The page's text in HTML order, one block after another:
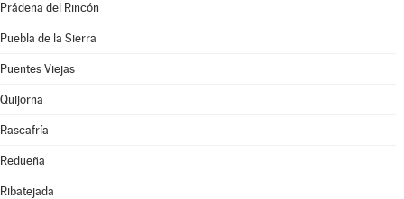
Prádena del Rincón
Puebla de la Sierra
Puentes Viejas
Quijorna
Rascafría
Redueña
Ribatejada